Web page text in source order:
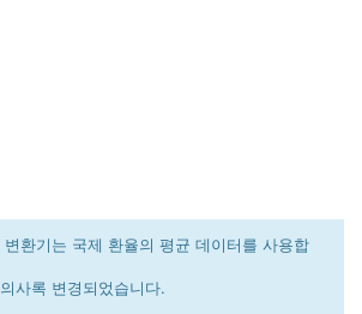
변환기는 국제 환율의 평균 데이터를 사용합
사록 변경되었습니다.